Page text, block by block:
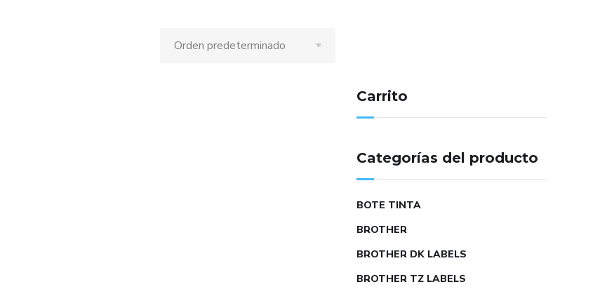
Carrito
Categorías del producto
BOTE TINTA
BROTHER
BROTHER DK LABELS
BROTHER TZ LABELS